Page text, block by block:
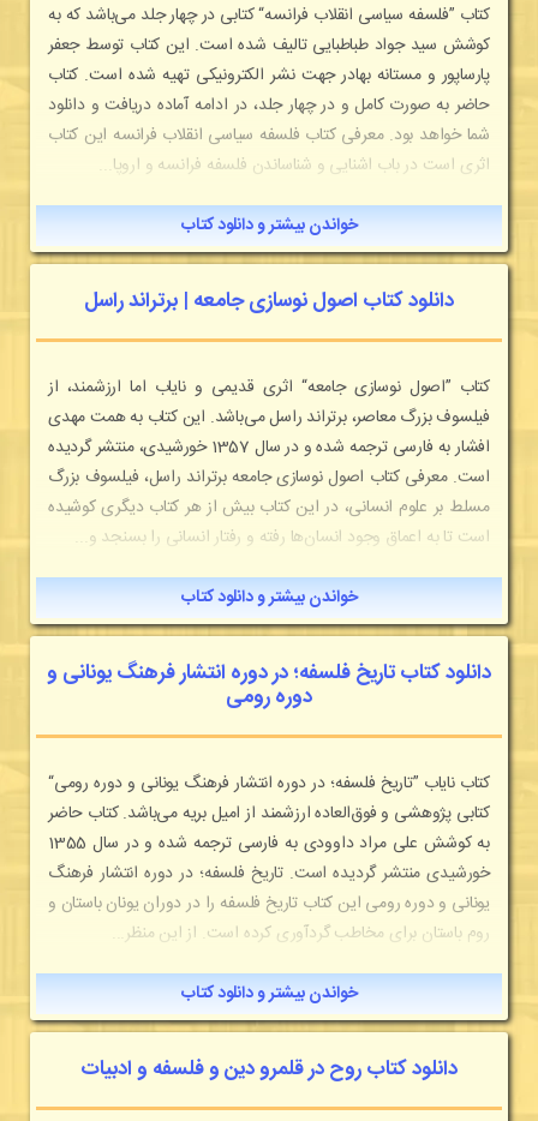
کتاب ”فلسفه سیاسی انقلاب فرانسه“ کتابی در چهار جلد می‌باشد که به
کوشش سید جواد طباطبایی تالیف شده است. این کتاب توسط جعفر
پارساپور و مستانه بهادر جهت نشر الکترونیکی تهیه شده است. کتاب
حاضر به صورت کامل و در چهار جلد، در ادامه آماده دریافت و دانلود
شما خواهد بود. معرفی کتاب فلسفه سیاسی انقلاب فرانسه این کتاب
اثری است در باب اشنایی و شناساندن فلسفه فرانسه و اروپا...
خواندن بیشتر و دانلود کتاب
دانلود کتاب اصول نوسازی جامعه | برتراند راسل
کتاب ”اصول نوسازی جامعه“ اثری قدیمی و نایاب اما ارزشمند، از
فیلسوف بزرگ معاصر، برتراند راسل می‌باشد. این کتاب به همت مهدی
افشار به فارسی ترجمه شده و در سال 1357 خورشیدی، منتشر گردیده
است. معرفی کتاب اصول نوسازی جامعه برتراند راسل، فیلسوف بزرگ
مسلط بر علوم انسانی، در این کتاب بیش از هر کتاب دیگری کوشیده
است تا به اعماق وجود انسان‌ها رفته و رفتار انسانی را بسنجد و...
خواندن بیشتر و دانلود کتاب
دانلود کتاب تاریخ فلسفه؛ در دوره انتشار فرهنگ یونانی و
دوره رومی
کتاب نایاب ”تاریخ فلسفه؛ در دوره انتشار فرهنگ یونانی و دوره رومی“
کتابی پژوهشی و فوق‌العاده ارزشمند از امیل بریه می‌باشد. کتاب حاضر
به کوشش علی مراد داوودی به فارسی ترجمه شده و در سال 1355
خورشیدی منتشر گردیده است. تاریخ فلسفه؛ در دوره انتشار فرهنگ
یونانی و دوره رومی این کتاب تاریخ فلسفه را در دوران یونان باستان و
روم باستان برای مخاطب گردآوری کرده است. از این منظر...
خواندن بیشتر و دانلود کتاب
دانلود کتاب روح در قلمرو دین و فلسفه و ادبیات